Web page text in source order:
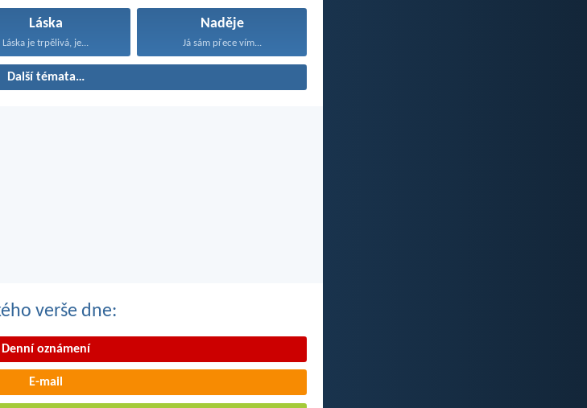
Láska
Láska je trpělivá, je...
Naděje
Já sám přece vím...
Další témata…
verše dne:
Denní oznámení
E-mail